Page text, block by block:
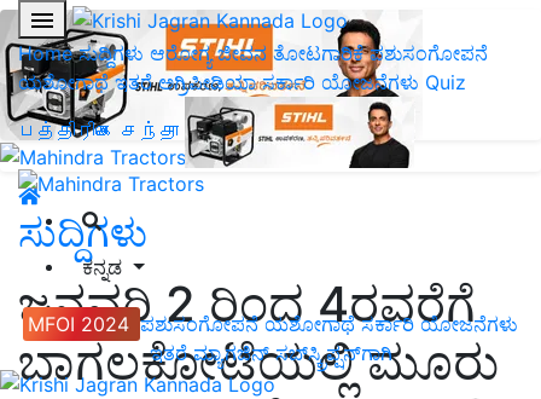
Home ಸುದ್ದಿಗಳು ಆರೋಗ್ಯ ಜೀವನ ತೋಟಗಾರಿಕೆಪಶುಸಂಗೋಪನೆ
ಯಶೋಗಾಥೆ ಇತರೆ ಅಗ್ರಿಪೀಡಿಯಾ ಸರ್ಕಾರಿ ಯೋಜನೆಗಳು Quiz
பத்திரிகை சந்தா
ಕನ್ನಡ
MFOI 2024 ಪಶುಸಂಗೋಪನೆ ಯಶೋಗಾಥೆ ಸರ್ಕಾರಿ ಯೋಜನೆಗಳು
ಇತರೆ ಮ್ಯಾಗಜಿನ್‌ ಸಬ್‌ಸ್ಕ್ರಿಪ್ಷನ್‌ಗಾಗಿ
ಸುದ್ದಿಗಳು
ಜನವರಿ 2 ರಿಂದ 4ರವರೆಗೆ
ಬಾಗಲಕೋಟೆಯಲ್ಲಿ ಮೂರು